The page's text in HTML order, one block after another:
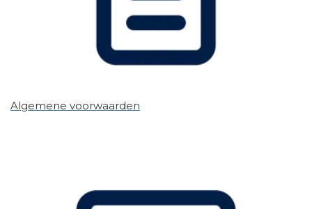
Algemene voorwaarden